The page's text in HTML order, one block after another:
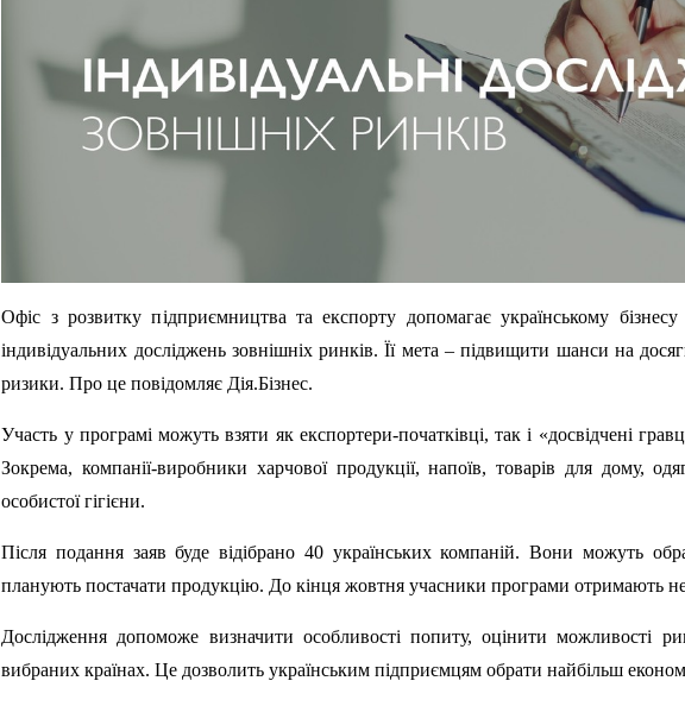
Офіс з розвитку підприємництва та експорту допомагає українському
індивідуальних досліджень зовнішніх ринків. Її мета – підвищити шанси на
ризики. Про це повідомляє Дія.Бізнес.
Участь у програмі можуть взяти як експортери-початківці, так і «досвідчені
Зокрема, компанії-виробники харчової продукції, напоїв, товарів для дому,
особистої гігієни.
Після подання заяв буде відібрано 40 українських компаній. Вони можуть
планують постачати продукцію. До кінця жовтня учасники програми отримають
Дослідження допоможе визначити особливості попиту, оцінити можливості
вибраних країнах. Це дозволить українським підприємцям обрати найбільш